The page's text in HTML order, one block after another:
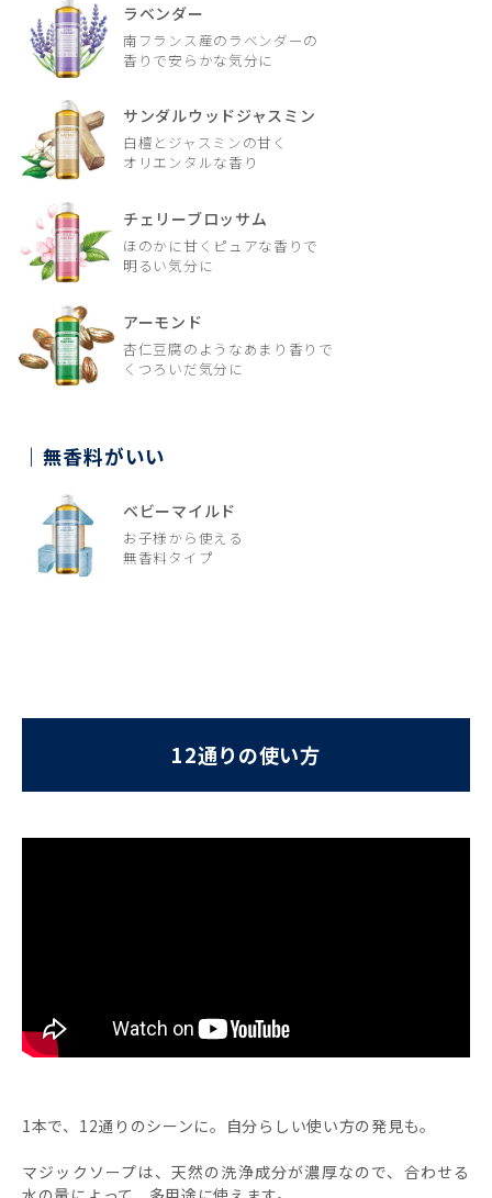
ラベンダー
南フランス産のラベンダーの
香りで安らかな気分に
サンダルウッドジャスミン
白檀とジャスミンの甘く
オリエンタルな香り
チェリーブロッサム
ほのかに甘くピュアな香りで
明るい気分に
アーモンド
杏仁豆腐のようなあまり香りで
くつろいだ気分に
無香料がいい
ベビーマイルド
お子様から使える
無香料タイプ
12通りの使い方
1本で、12通りのシーンに。自分らしい使い方の発見も。
マジックソープは、天然の洗浄成分が濃厚なので、合わせる